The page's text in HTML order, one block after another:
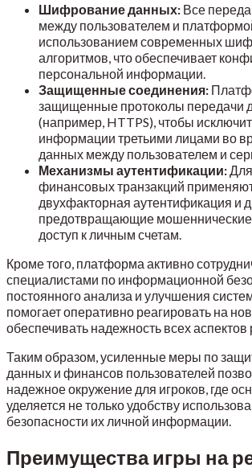
Шифрование данных: Все
между пользователем и
использованием современных
алгоритмов, что обеспечивает
персональной информации.
Защищенные соединения:
защищенные протоколы передачи
(например, HTTPS), чтобы
информации третьими лицами во
данных между пользователем и
Механизмы аутентификации:
финансовых транзакций
двухфакторная аутентификация и
предотвращающие мошеннические
доступ к личным счетам.
Кроме того, платформа активно
специалистами по информационной
постоянного анализа и улучшения
помогает оперативно реагировать на
обеспечивать надежность всех
Таким образом, усиленные меры по
данных и финансов пользователей
надежное окружение для игроков, где
уделяется не только удобству
безопасности их личной информации.
Преимущества игры на